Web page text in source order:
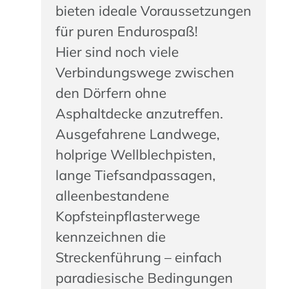
bieten ideale Voraussetzungen
für puren Endurospaß!
Hier sind noch viele
Verbindungswege zwischen
den Dörfern ohne
Asphaltdecke anzutreffen.
Ausgefahrene Landwege,
holprige Wellblechpisten,
lange Tiefsandpassagen,
alleenbestandene
Kopfsteinpflasterwege
kennzeichnen die
Streckenführung – einfach
paradiesische Bedingungen